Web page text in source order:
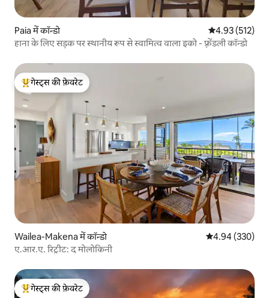
Paia में कॉन्डो औसत रेटिंग 5 में से
4.93 (512)
हाना के लिए सड़क पर स्थानीय रूप से स्वामित्व वाला इको - फ़्रेंडली कॉन्डो
गेस्ट्स का टॉप फ़ेवरेट
गेस्ट्स की फ़ेवरेट
Wailea-Makena में कॉन्डो औसत रेटिंग 5 में से
4.94 (330)
ए.आर.ए. रिट्रीट: द मोलोकिनी
गेस्ट्स का टॉप फ़ेवरेट
गेस्ट्स की फ़ेवरेट